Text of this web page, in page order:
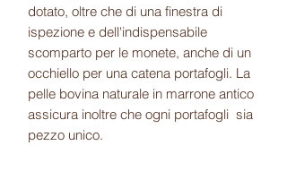
dotato, oltre che di una finestra di
ispezione e dell'indispensabile
scomparto per le monete, anche di un
occhiello per una catena portafogli. La
pelle bovina naturale in marrone antico
assicura inoltre che ogni portafogli sia
pezzo unico.